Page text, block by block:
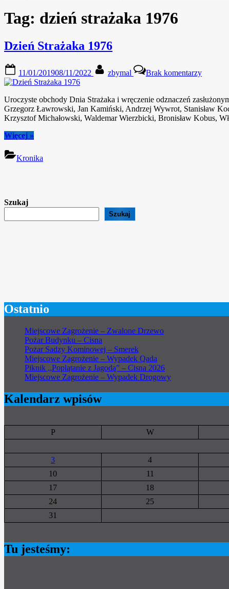
Tag: dzień strażaka 1976
Dzień Strażaka 1976
on
11/01/201908/11/2022 zbymal Brak komentarzyDzień
1976
Uroczyste obchody Dnia Strażaka i wręczenie odznaczeń
Grzegorz Ławrowski, Jan Kamiński, Andrzej Wywrot, Stanisław
Krzysztof Michałowski, Waldemar Wierzbicki, Bronisław Kobus,
Więcej“Dzień
1976”
»
Kronika
Szukaj
Szukaj
Ostatnio
Miejscowe Zagrożenie – Zwalone Drzewo
Pożar Budynku – Cisna
Pożar Sadzy Kominowej – Smerek
Miejscowe Zagrożenie – Wypadek Qada
Piknik ,,Poplątanie z Jagodą” – Cisna 2026
Miejscowe Zagrożenie – Wypadek Drogowy
Kalendarz wpisów
P
W
3
4
10
11
17
18
24
25
31
Tu jesteśmy: